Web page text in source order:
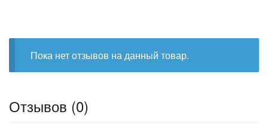
Пока нет отзывов на данный товар.
Отзывов (0)